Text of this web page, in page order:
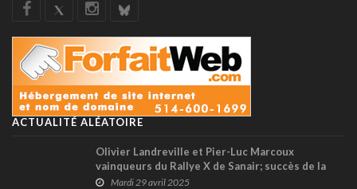
ACTUALITÉ ALÉATOIRE
Olivier Landreville et Pier-Luc Marcoux
vainqueurs du Rallye X de Sanair; succès de la
famille East en 2 roues motrices !
Mardi 29 avril 2025